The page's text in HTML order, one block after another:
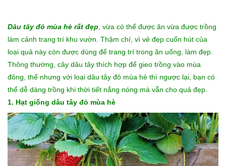
Dâu tây đỏ mùa hè rất đẹp, vừa có thể được ăn vừa được trồng
làm cảnh trang trí khu vườn. Thậm chí, vì vẻ đẹp cuốn hút của
loại quả này còn được dùng để trang trí trong ăn uống, làm đẹp.
Thông thường, cây dâu tây thích hợp để gieo trồng vào mùa
đông, thế nhưng với loại dâu tây đỏ mùa hè thì ngược lại, bạn có
thể dễ dàng trồng khi thời tiết nắng nóng mà vẫn cho quả đẹp.
1. Hạt giống dâu tây đỏ mùa hè